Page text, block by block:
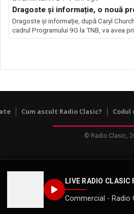
LIVE RADIO CLASIC
Commercial - Radio
Dragoste și informație, o nouă
Dragoste și informație, după Caryl
cadrul Programului 9G la TNB, va avea
Cum ascult Radio Clasic? Codul
© Radio Clasic,